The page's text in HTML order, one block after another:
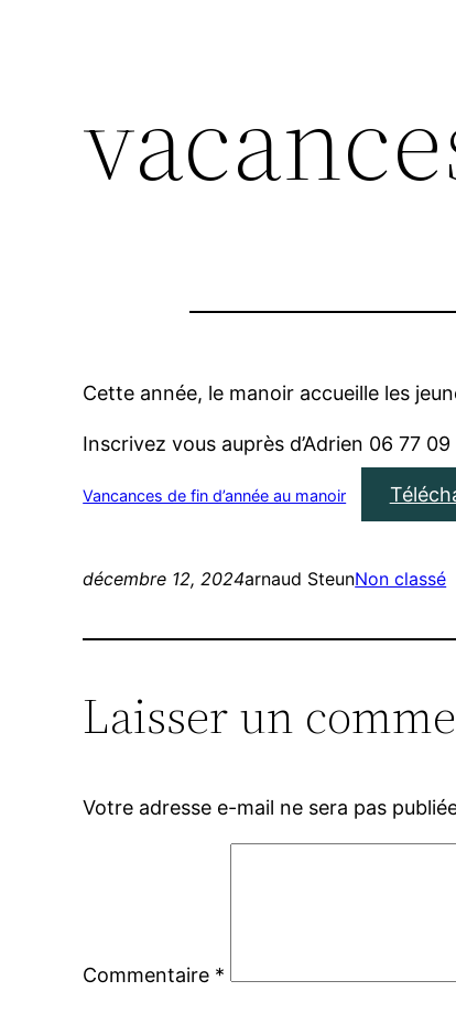
Cette année, le manoir accueille les
Inscrivez vous auprès d’Adrien 06 77
Vancances de fin d’année au manoir
décembre 12, 2024arnaud SteunNon classé
Laisser un
Votre adresse e-mail ne sera pas
Commentaire *